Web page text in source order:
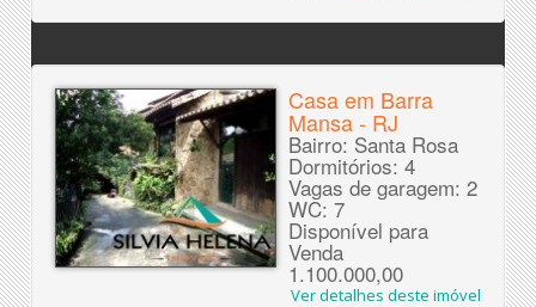
Casa em Barra
Mansa - RJ
Bairro: Santa Rosa
Dormitórios: 4
Vagas de garagem: 2
WC: 7
Disponível para
Venda
1.100.000,00
Ver detalhes deste imóvel